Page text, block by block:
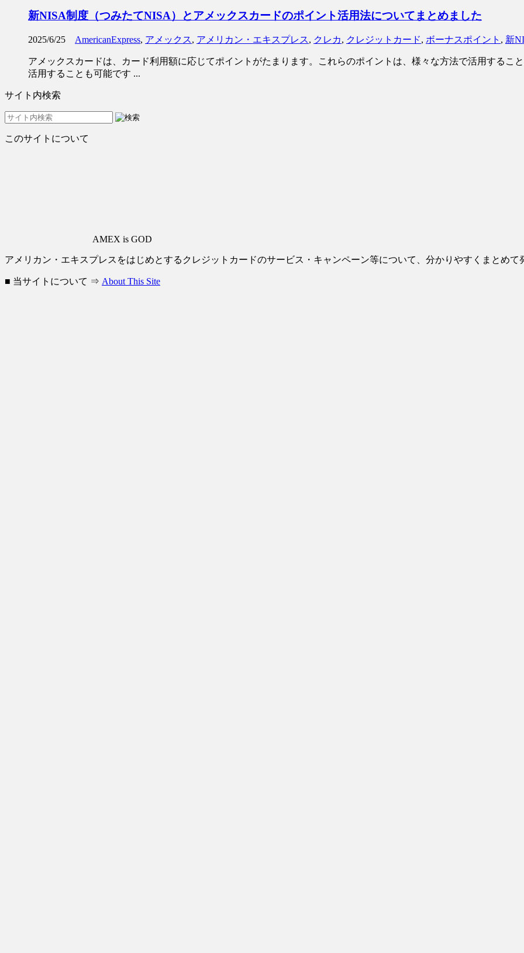
新NISA制度（つみたてNISA）とアメックスカードのポイント活用法についてまとめました
2025/6/25 AmericanExpress, アメックス, アメリカン・エキスプレス, クレカ, クレジットカード, ボーナスポイント , 新
アメックスカードは、カード利用額に応じてポイントがたまります。これらのポイントは、様々な方法で活用する
活用することも可能です ...
サイト内検索
このサイトについて
AMEX is GOD
アメリカン・エキスプレスをはじめとするクレジットカードのサービス・キャンペーン等について、分かりやすくまとめて
■ 当サイトについて ⇒ About This Site